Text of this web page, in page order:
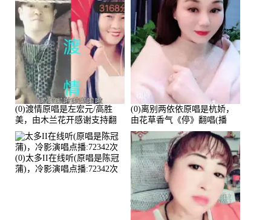
(0)渡情原唱是左宏元/高胜
美，由木兰花开感谢支持翻
唱(播放:82339)
(0)离别两依依原唱是杭娇，
由花草香气《停》翻唱(播
放:81215)
(0)太多II在线听(原唱是陈冠
蒲)，冷影演唱点播:72342次